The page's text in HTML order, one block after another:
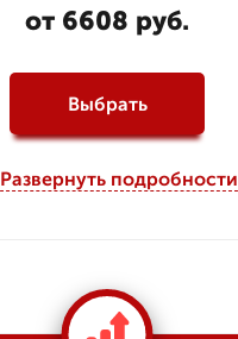
от 6608 руб.
Выбрать
Развернуть подробности